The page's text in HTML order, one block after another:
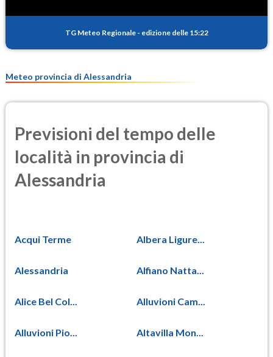
PM25
TG Meteo Regionale - edizione delle 15:22
Meteo provincia di Alessandria
Previsioni del tempo delle
località in provincia di
Alessandria
Acqui Terme Albera Ligure...
Alessandria Alfiano Natta...
Alice Bel Col... Alluvioni Cam...
Alluvioni Pio... Altavilla Mon...